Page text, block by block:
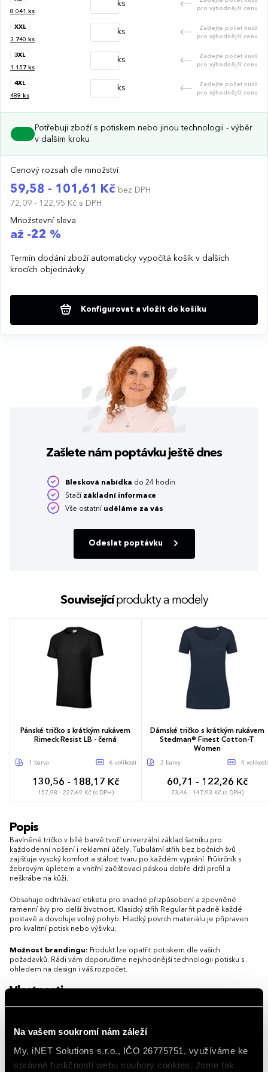
Na vašem soukromí nám záleží
My, iNET Solutions s.r.o., IČO 26775751, využíváme ke
správné funkčnosti webu soubory cookies. Jsme tak
8 041 ks
ks
pro výhodnější cenu
XXL
3 740 ks
ks
Zadejte počet kusů
pro výhodnější cenu
3XL
1 157 ks
ks
Zadejte počet kusů
pro výhodnější cenu
4XL
489 ks
ks
Zadejte počet kusů
pro výhodnější cenu
Potřebuji zboží s potiskem nebo jinou technologii - výběr
v dalším kroku
Cenový rozsah dle množství
59,58 - 101,61 Kč bez DPH
72,09 - 122,95 Kč s DPH
Množstevní sleva
až -22 %
Termín dodání zboží automaticky vypočítá košík v dalších
krocích objednávky
Konfigurovat a vložit do košíku
Zašlete nám poptávku ještě dnes
Blesková nabídka do 24 hodin
Stačí základní informace
Vše ostatní uděláme za vás
Odeslat poptávku
Souvisejícíprodukty a modely
Pánské tričko s krátkým rukávem
Rimeck Resist LB - černá
1 barva 6 velikostí
130,56 - 188,17 Kč
157,98 - 227,69 Kč (s DPH)
S
Dámské tričko s krátkým rukávem
Stedman® Finest Cotton-T
Women
2 barvy 4 velikosti
60,71 - 122,26 Kč
73,46 - 147,93 Kč (s DPH)
Popis
Bavlněné tričko v bílé barvě tvoří univerzální základ šatníku pro
každodenní nošení i reklamní účely. Tubulární střih bez bočních švů
zajišťuje vysoký komfort a stálost tvaru po každém vyprání. Průkrčník s
žebrovým úpletem a vnitřní začišťovací páskou dobře drží profil a
neškrábe na kůži.
Obsahuje odtrhávací etiketu pro snadné přizpůsobení a zpevněné
ramenní švy pro delší životnost. Klasický střih Regular fit padně každé
postavě a dovoluje volný pohyb. Hladký povrch materiálu je připraven
pro kvalitní potisk nebo výšivku.
Možnost brandingu: Produkt lze opatřit potiskem dle vašich
požadavků. Rádi vám doporučíme nejvhodnější technologii potisku s
ohledem na design i váš rozpočet.
Vlastnosti
Hlavní barva Bílá
Materiál bavlna 100 %